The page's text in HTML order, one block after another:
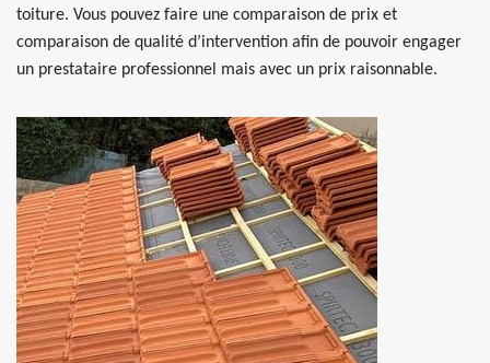
toiture. Vous pouvez faire une comparaison de prix et
comparaison de qualité d’intervention afin de pouvoir engager
un prestataire professionnel mais avec un prix raisonnable.